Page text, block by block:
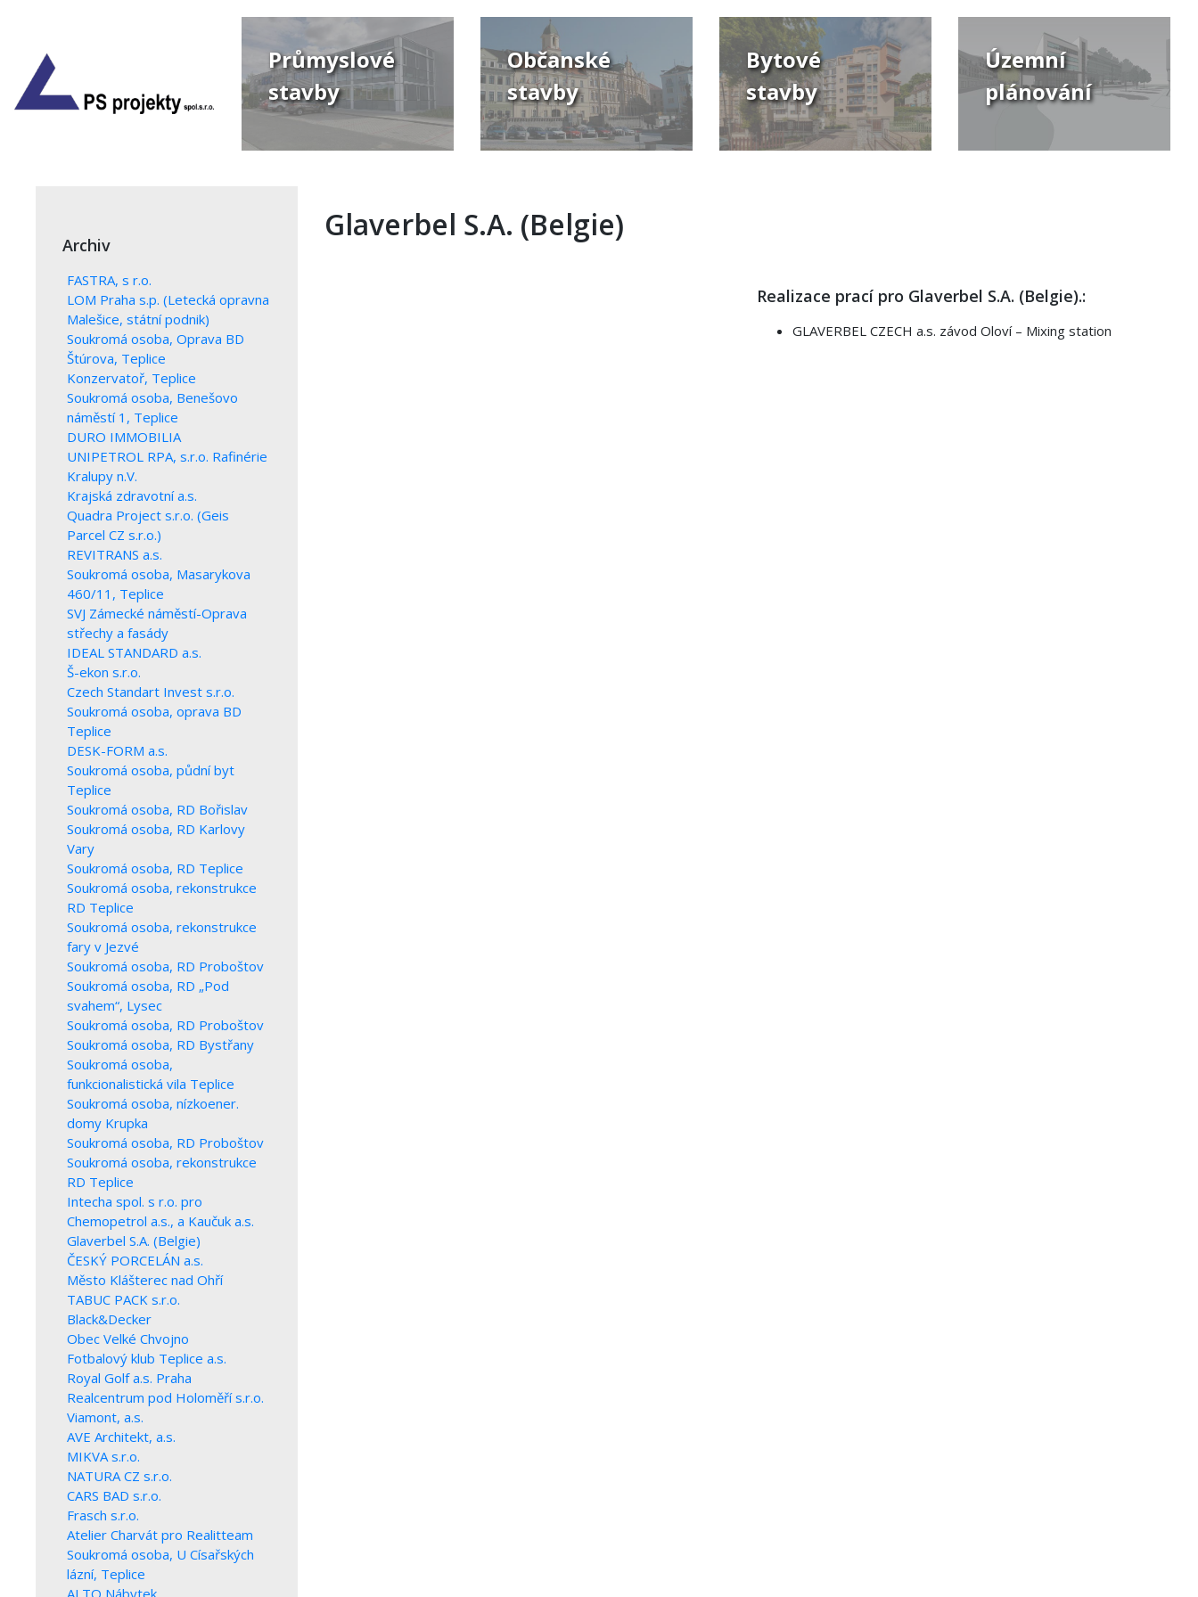
Průmyslové
stavby
Občanské
stavby
Bytové
stavby
Územní
plánování
Archiv
FASTRA, s r.o.
LOM Praha s.p. (Letecká opravna
Malešice, státní podnik)
Soukromá osoba, Oprava BD
Štúrova, Teplice
Konzervatoř, Teplice
Soukromá osoba, Benešovo
náměstí 1, Teplice
DURO IMMOBILIA
UNIPETROL RPA, s.r.o. Rafinérie
Kralupy n.V.
Krajská zdravotní a.s.
Quadra Project s.r.o. (Geis
Parcel CZ s.r.o.)
REVITRANS a.s.
Soukromá osoba, Masarykova
460/11, Teplice
SVJ Zámecké náměstí-Oprava
střechy a fasády
IDEAL STANDARD a.s.
Š-ekon s.r.o.
Czech Standart Invest s.r.o.
Soukromá osoba, oprava BD
Teplice
DESK-FORM a.s.
Soukromá osoba, půdní byt
Teplice
Soukromá osoba, RD Bořislav
Soukromá osoba, RD Karlovy
Vary
Soukromá osoba, RD Teplice
Soukromá osoba, rekonstrukce
RD Teplice
Soukromá osoba, rekonstrukce
fary v Jezvé
Soukromá osoba, RD Proboštov
Soukromá osoba, RD „Pod
svahem“, Lysec
Soukromá osoba, RD Proboštov
Soukromá osoba, RD Bystřany
Soukromá osoba,
funkcionalistická vila Teplice
Soukromá osoba, nízkoener.
domy Krupka
Soukromá osoba, RD Proboštov
Soukromá osoba, rekonstrukce
RD Teplice
Intecha spol. s r.o. pro
Chemopetrol a.s., a Kaučuk a.s.
Glaverbel S.A. (Belgie)
ČESKÝ PORCELÁN a.s.
Město Klášterec nad Ohří
TABUC PACK s.r.o.
Black&Decker
Obec Velké Chvojno
Fotbalový klub Teplice a.s.
Royal Golf a.s. Praha
Realcentrum pod Holoměří s.r.o.
Viamont, a.s.
AVE Architekt, a.s.
MIKVA s.r.o.
NATURA CZ s.r.o.
CARS BAD s.r.o.
Frasch s.r.o.
Atelier Charvát pro Realitteam
Soukromá osoba, U Císařských
lázní, Teplice
Glaverbel S.A. (Belgie)
Realizace prací pro Glaverbel S.A. (Belgie).:
GLAVERBEL CZECH a.s. závod Oloví – Mixing station